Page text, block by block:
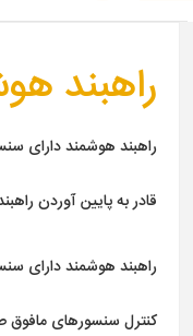
راهبند
راهبند هوشمند دارای
قادر به پایین آوردن
راهبند هوشمند دارای
کنترل سنسورهای مافوق